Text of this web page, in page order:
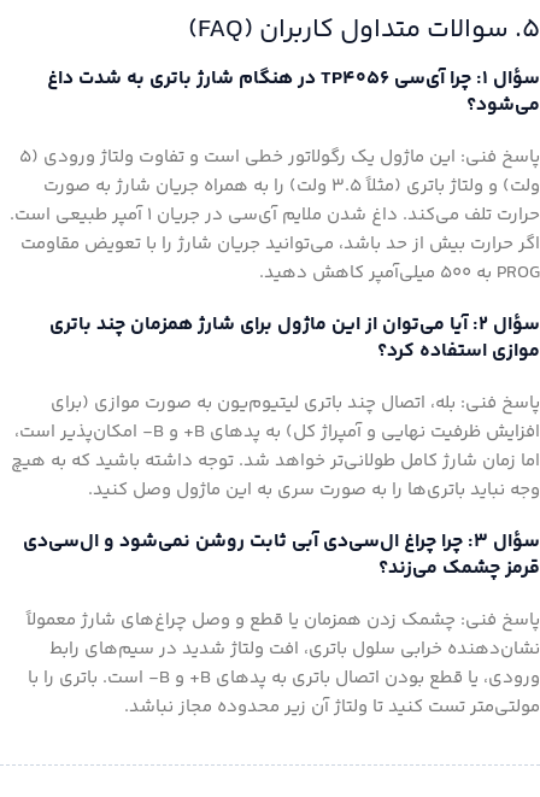
۵. سوالات متداول کاربران (FAQ)
سؤال ۱: چرا آی‌سی TP4056 در هنگام شارژ باتری به شدت داغ
می‌شود؟
پاسخ فنی: این ماژول یک رگولاتور خطی است و تفاوت ولتاژ ورودی (۵
ولت) و ولتاژ باتری (مثلاً ۳.۵ ولت) را به همراه جریان شارژ به صورت
حرارت تلف می‌کند. داغ شدن ملایم آی‌سی در جریان ۱ آمپر طبیعی است.
اگر حرارت بیش از حد باشد، می‌توانید جریان شارژ را با تعویض مقاومت
PROG به ۵۰۰ میلی‌آمپر کاهش دهید.
سؤال ۲: آیا می‌توان از این ماژول برای شارژ همزمان چند باتری
موازی استفاده کرد؟
پاسخ فنی: بله، اتصال چند باتری لیتیوم‌یون به صورت موازی (برای
افزایش ظرفیت نهایی و آمپراژ کل) به پدهای B+ و B- امکان‌پذیر است،
اما زمان شارژ کامل طولانی‌تر خواهد شد. توجه داشته باشید که به هیچ
وجه نباید باتری‌ها را به صورت سری به این ماژول وصل کنید.
سؤال ۳: چرا چراغ ال‌سی‌دی آبی ثابت روشن نمی‌شود و ال‌سی‌دی
قرمز چشمک می‌زند؟
پاسخ فنی: چشمک زدن همزمان یا قطع و وصل چراغ‌های شارژ معمولاً
نشان‌دهنده خرابی سلول باتری، افت ولتاژ شدید در سیم‌های رابط
ورودی، یا قطع بودن اتصال باتری به پدهای B+ و B- است. باتری را با
مولتی‌متر تست کنید تا ولتاژ آن زیر محدوده مجاز نباشد.